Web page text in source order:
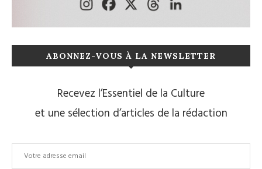
ABONNEZ-VOUS À LA NEWSLETTER
Recevez l’Essentiel de la Culture
et une sélection d’articles de la rédaction